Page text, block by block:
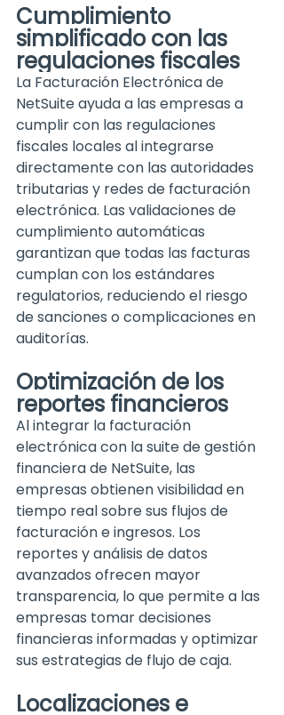
Cumplimiento
simplificado con las
regulaciones fiscales
La Facturación Electrónica de
NetSuite ayuda a las empresas a
cumplir con las regulaciones
fiscales locales al integrarse
directamente con las autoridades
tributarias y redes de facturación
electrónica. Las validaciones de
cumplimiento automáticas
garantizan que todas las facturas
cumplan con los estándares
regulatorios, reduciendo el riesgo
de sanciones o complicaciones en
auditorías.
Optimización de los
reportes financieros
Al integrar la facturación
electrónica con la suite de gestión
financiera de NetSuite, las
empresas obtienen visibilidad en
tiempo real sobre sus flujos de
facturación e ingresos. Los
reportes y análisis de datos
avanzados ofrecen mayor
transparencia, lo que permite a las
empresas tomar decisiones
financieras informadas y optimizar
sus estrategias de flujo de caja.
Localizaciones e